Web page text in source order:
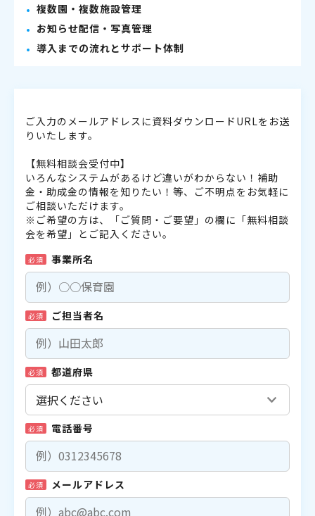
複数園・複数施設管理
お知らせ配信・写真管理
導入までの流れとサポート体制
ご入力のメールアドレスに資料ダウンロードURLをお送
りいたします。
【無料相談会受付中】
いろんなシステムがあるけど違いがわからない！補助
金・助成金の情報を知りたい！等、ご不明点をお気軽に
ご相談いただけます。
※ご希望の方は、「ご質問・ご要望」の欄に「無料相談
会を希望」とご記入ください。
必須 事業所名
必須 ご担当者名
必須 都道府県
必須 電話番号
必須 メールアドレス